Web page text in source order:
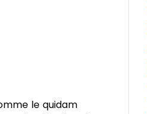
le quidam